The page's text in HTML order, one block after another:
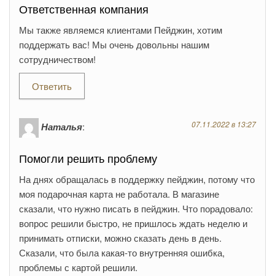
Ответственная компания
Мы также являемся клиентами Пейджин, хотим
поддержать вас! Мы очень довольны нашим
сотрудничеством!
Ответить
Наталья: 07.11.2022 в 13:27
Помогли решить проблему
На днях обращалась в поддержку пейджин, потому что
моя подарочная карта не работала. В магазине
сказали, что нужно писать в пейджин. Что порадовало:
вопрос решили быстро, не пришлось ждать неделю и
принимать отписки, можно сказать день в день.
Сказали, что была какая-то внутренняя ошибка,
проблемы с картой решили.